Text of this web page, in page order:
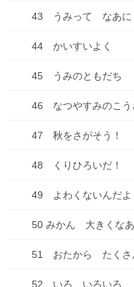
2026年7月7日
山口の瓦そば
2026年6月27日
2026年来ました！
2025年10月1
43 うみって なあに
44 かいすいよく
45 うみのともだち
46 なつやすみのこう
47 秋をさがそう！
48 くりひろいだ！
49 よわくないんだよ
50 みかん 大きくな
51 おたから たくさ
52 いろ、いろいろ